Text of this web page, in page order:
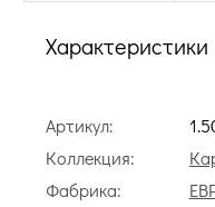
Характеристики
Артикул:
Коллекция:
Фабрика: